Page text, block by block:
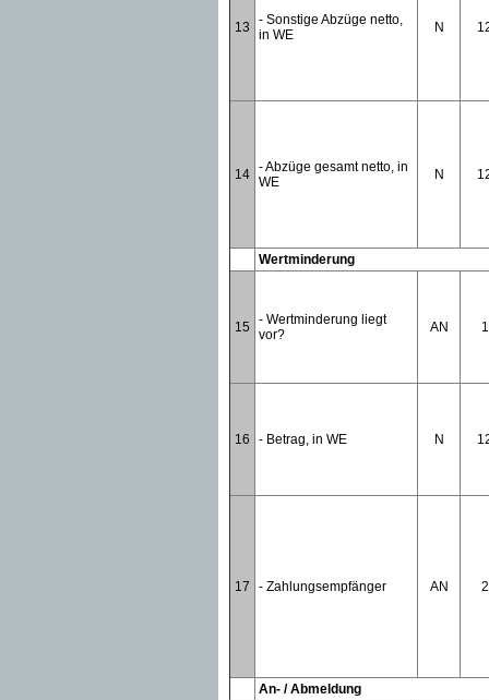
13
- Sonstige Abzüge netto,
in WE
N
14 - Abzüge gesamt netto, in
WE
N
Wertminderung
15
- Wertminderung liegt
vor?
AN 1
16 - Betrag, in WE N
17 - Zahlungsempfänger AN 2
An- / Abmeldung